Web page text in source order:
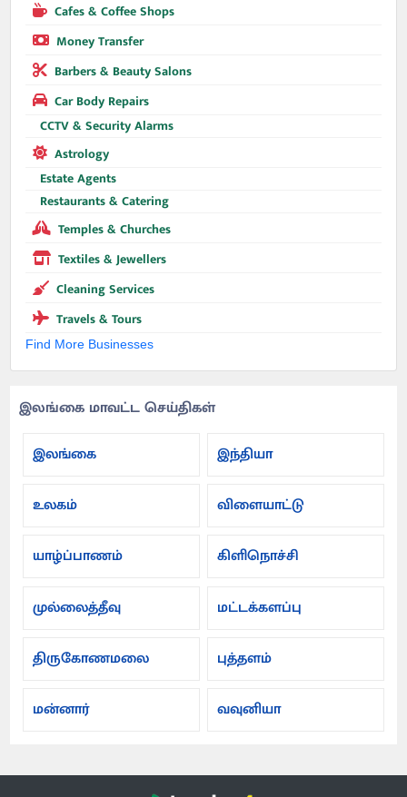
Cafes & Coffee Shops
Money Transfer
Barbers & Beauty Salons
Car Body Repairs
CCTV & Security Alarms
Astrology
Estate Agents
Restaurants & Catering
Temples & Churches
Textiles & Jewellers
Cleaning Services
Travels & Tours
Find More Businesses
இலங்கை மாவட்ட செய்திகள்
இலங்கை
இந்தியா
உலகம் விளையாட்டு
யாழ்ப்பாணம் கிளிநொச்சி
முல்லைத்தீவு மட்டக்களப்பு
திருகோணமலை புத்தளம்
மன்னார் வவுனியா